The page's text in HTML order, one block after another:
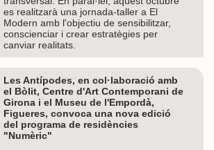
es realitzarà una jornada-taller a El
Modern amb l'objectiu de sensibilitzar,
conscienciar i crear estratègies per
canviar realitats.
Les Antípodes, en col·laboració amb
el Bòlit, Centre d'Art Contemporani de
Girona i el Museu de l'Empordà,
Figueres, convoca una nova edició
del programa de residències
"Numèric"